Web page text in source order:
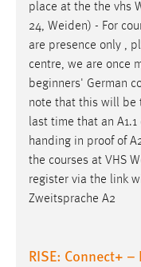
place at the the vhs
24, Weiden) - For
are presence only ,
centre, we are once
beginners' German
note that this will be
last time that an
handing in proof of
the courses at VHS
register via the link
Zweitsprache A2
RISE: Connect+
24 Stunden
STATISTIK
Statistik Cookies
Diese
unsere Besucher
Matomo
Name:
Zweck: